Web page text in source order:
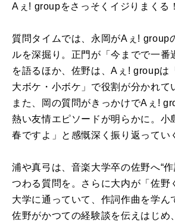
Aぇ! groupをさっそくイジりまくる！
質問タイムでは、永岡がAぇ! group
ルを深掘り。正門が「今までで一番
を語るほか、佐野は、Aぇ! groupは
大ボケ・小ボケ」で役割が分かれ
また、岡の質問がきっかけでAぇ!
熱い友情エピソードが明らかに。小
春ですよ」と感慨深く振り返ってい
浦や真弓は、音楽大学卒の佐野へ“作
つわる質問を。さらに大内が「佐野
大学に通っていて、作詞作曲を学ん
佐野がかつての経験談を伝えはじめ